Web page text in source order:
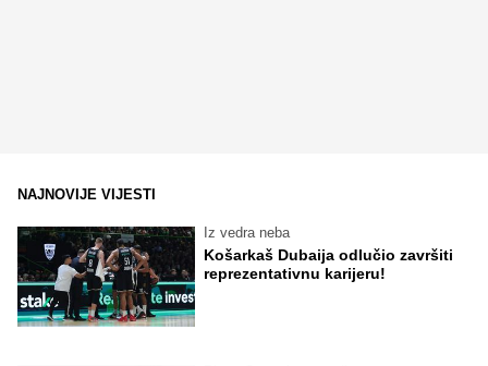
NAJNOVIJE VIJESTI
Iz vedra neba
Košarkaš Dubaija odlučio završiti
reprezentativnu karijeru!